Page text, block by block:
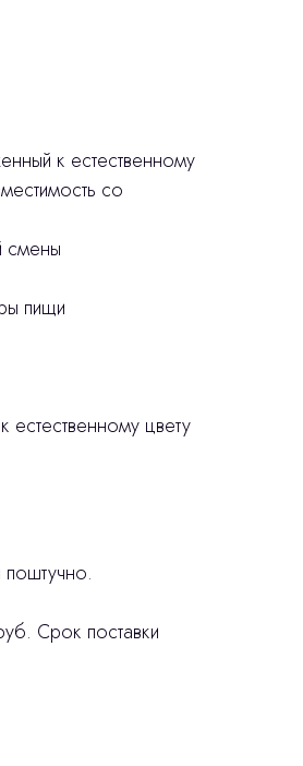
к естественному
со
смены
пищи
цвету
Срок поставки